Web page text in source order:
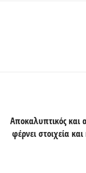
Αποκαλυπτικός και
φέρνει στοιχεία